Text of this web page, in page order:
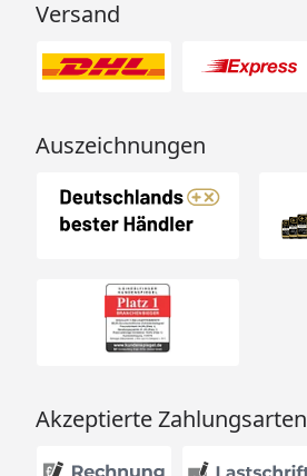
Versand
Auszeichnungen
Akzeptierte Zahlungsarten